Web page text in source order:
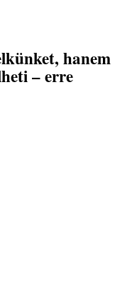
hanem
– erre